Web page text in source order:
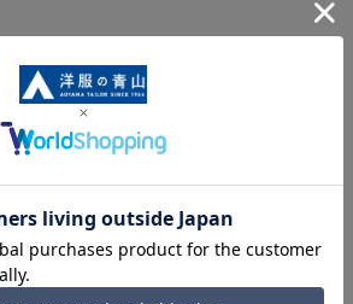
:36cm バスト:88cm ウエスト:78cm
裄丈:73cm
:36cm バスト:91cm ウエスト:81cm
裄丈:77cm
幅:38cm バスト:97cm ウエスト:87cm
裄丈:78cm